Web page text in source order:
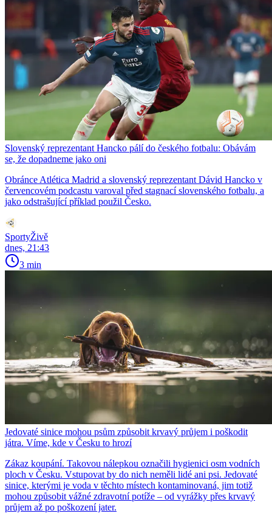
Slovenský reprezentant Hancko pálí do českého fotbalu: Obávám
se, že dopadneme jako oni
Obránce Atlética Madrid a slovenský reprezentant Dávid Hancko v
červencovém podcastu varoval před stagnací slovenského fotbalu, a
jako odstrašující příklad použil Česko.
SportyŽivě
dnes, 21:43
3 min
Jedovaté sinice mohou psům způsobit krvavý průjem i poškodit
játra. Víme, kde v Česku to hrozí
Zákaz koupání. Takovou nálepkou označili hygienici osm vodních
ploch v Česku. Vstupovat by do nich neměli lidé ani psi. Jedovaté
sinice, kterými je voda v těchto místech kontaminovaná, jim totiž
mohou způsobit vážné zdravotní potíže – od vyrážky přes krvavý
průjem až po poškození jater.